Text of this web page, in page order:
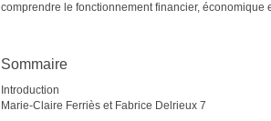
comprendre le fonctionnement financier, économique
Sommaire
Introduction
Marie-Claire Ferriès et Fabrice Delrieux 7